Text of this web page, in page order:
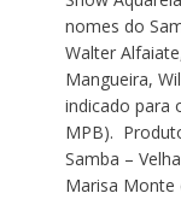
nomes do
Walter
Mangueira,
indicado para
MPB).
Samba –
Marisa Monte